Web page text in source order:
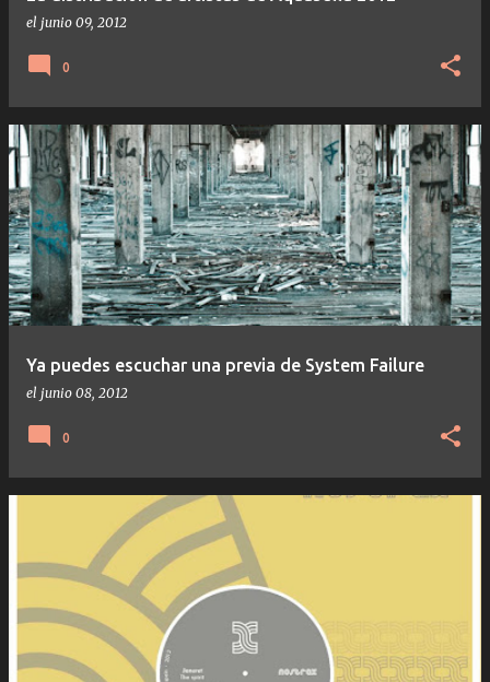
el junio 09, 2012
0
Ya puedes escuchar una previa de System Failure
el junio 08, 2012
0